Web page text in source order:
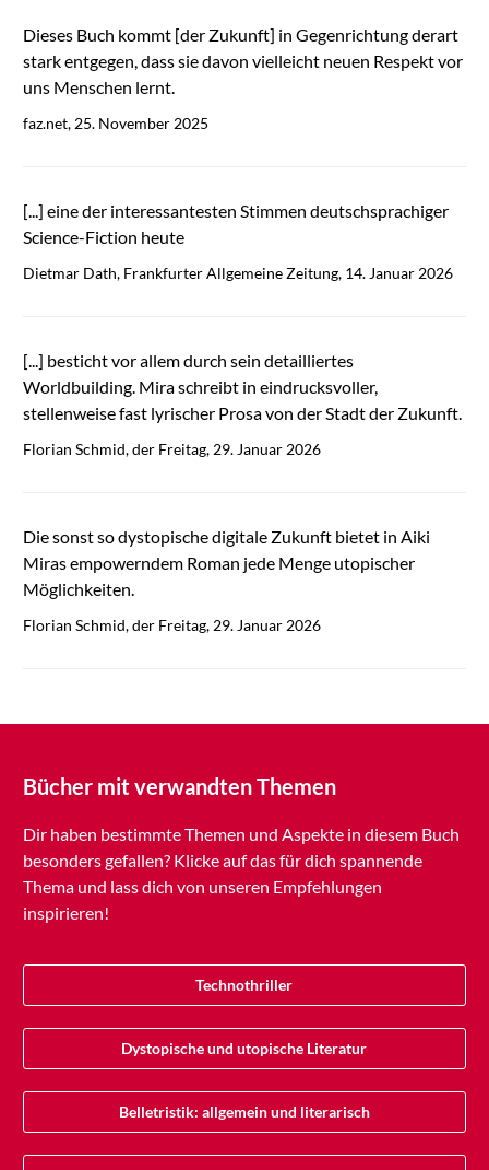
Dieses Buch kommt [der Zukunft] in Gegenrichtung derart
stark entgegen, dass sie davon vielleicht neuen Respekt vor
uns Menschen lernt.
faz.net, 25. November 2025
[...] eine der interessantesten Stimmen deutschsprachiger
Science-Fiction heute
Dietmar Dath, Frankfurter Allgemeine Zeitung, 14. Januar 2026
[...] besticht vor allem durch sein detailliertes
Worldbuilding. Mira schreibt in eindrucksvoller,
stellenweise fast lyrischer Prosa von der Stadt der Zukunft.
Florian Schmid, der Freitag, 29. Januar 2026
Die sonst so dystopische digitale Zukunft bietet in Aiki
Miras empowerndem Roman jede Menge utopischer
Möglichkeiten.
Florian Schmid, der Freitag, 29. Januar 2026
Bücher mit verwandten Themen
Dir haben bestimmte Themen und Aspekte in diesem Buch
besonders gefallen? Klicke auf das für dich spannende
Thema und lass dich von unseren Empfehlungen
inspirieren!
Technothriller
Dystopische und utopische Literatur
Belletristik: allgemein und literarisch